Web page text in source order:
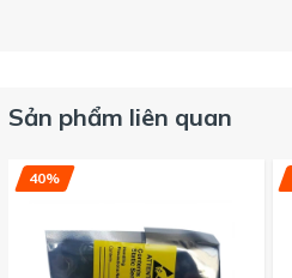
Sản phẩm liên quan
40%